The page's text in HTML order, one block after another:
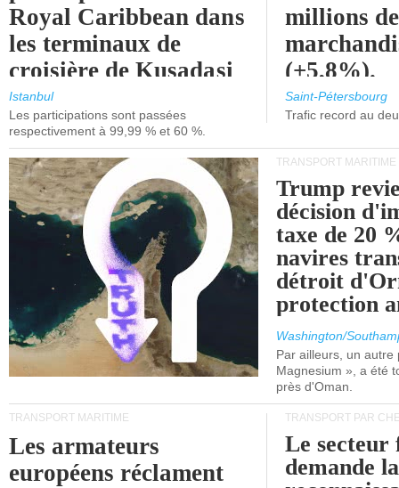
Royal Caribbean dans
les terminaux de
croisière de Kusadasi
et de Lisbonne.
Istanbul
Les participations sont passées
respectivement à 99,99 % et 60 %.
millions
(+5,8%).
Saint-Pétersbourg
Trafic record au
TRANSPORT MARITIME
Trump
décision
taxe de 20
navires
détroit
protection
Washington/
Par ailleurs, un autre
Magnesium », a été
près d'Oman.
TRANSPORT MARITIME
Les armateurs
européens réclament
TRANSPORT PAR
Le
demande la